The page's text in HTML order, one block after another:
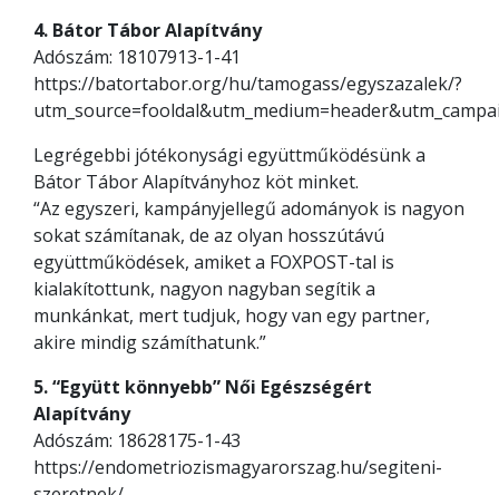
4. Bátor Tábor Alapítvány
Adószám: 18107913-1-41
https://batortabor.org/hu/tamogass/egyszazalek/?
Legrégebbi jótékonysági együttműködésünk a
Bátor Tábor Alapítványhoz köt minket.
“Az egyszeri, kampányjellegű adományok is nagyon
sokat számítanak, de az olyan hosszútávú
együttműködések, amiket a FOXPOST-tal is
kialakítottunk, nagyon nagyban segítik a
munkánkat, mert tudjuk, hogy van egy partner,
akire mindig számíthatunk.”
5. “Együtt könnyebb” Női Egészségért
Alapítvány
Adószám: 18628175-1-43
https://endometriozismagyarorszag.hu/segiteni-